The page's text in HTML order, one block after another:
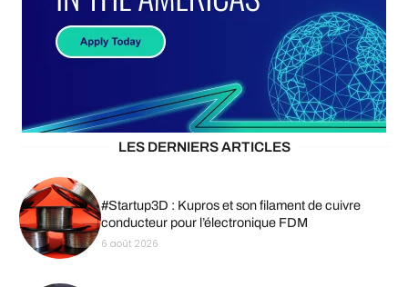
LES DERNIERS ARTICLES
#Startup3D : Kupros et son filament de cuivre
conducteur pour l’électronique FDM
6 août 2026